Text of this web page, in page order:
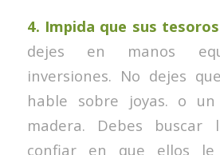
4. Impida que sus
dejes en manos
inversiones. No dejes
hable sobre joyas. o
madera. Debes buscar
confiar en que ellos